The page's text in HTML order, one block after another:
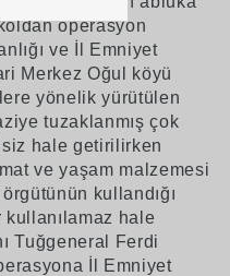
operasyon
ve İl Emniyet
Merkez Oğul köyü
yönelik yürütülen
tuzaklanmış çok
hale getirilirken
ve yaşam malzemesi
kullandığı
kullanılamaz hale
Tuğgeneral Ferdi
İl Emniyet